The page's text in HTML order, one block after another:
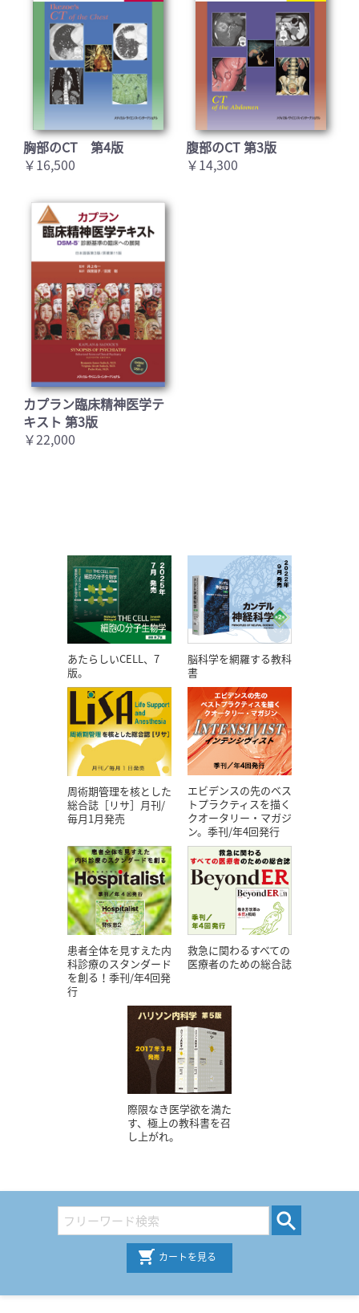
胸部のCT 第4版
￥16,500
腹部のCT 第3版
￥14,300
カプラン臨床精神医学テ
キスト 第3版
￥22,000
あたらしいCELL、7
版。
脳科学を網羅する教科
書
周術期管理を核とした
総合誌［リサ］月刊/
毎月1月発売
エビデンスの先のベス
トプラクティスを描く
クオータリー・マガジ
ン。季刊/年4回発行
患者全体を見すえた内
科診療のスタンダード
を創る！季刊/年4回発
行
救急に関わるすべての
医療者のための総合誌
際限なき医学欲を満た
す、極上の教科書を召
し上がれ。
カートを見る